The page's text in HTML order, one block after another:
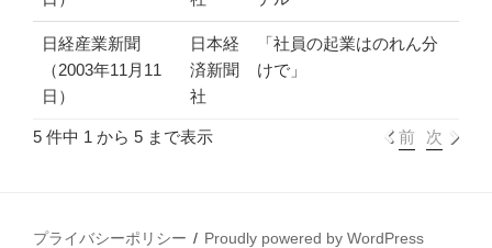
日経産業新聞
（2003年11月11
日）
日本経
済新聞
社
「社員の起業はのれん分
けで」
5 件中 1 から 5 まで表示 前 次
プライバシーポリシー Proudly powered by WordPress